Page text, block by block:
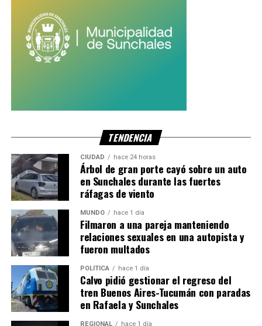
También hay tres obras sociales en
proceso de baja
procedimiento de baja de tres agentes del seguro de
Obra Social del Personal de la Industria
Botonera.
Obra Social del Personal de la Industria del
Fósforo, Encendido y Afines (OSPIF).
Obra Social de la Federación de Cámaras y
Centros Zonales de la República Argentina
(Fedecámaras).
En el caso de las dos primeras, sus afiliados ya fueron
reasignados mediante sorteo a otras entidades.
El proceso de reorganización del sistema continúa con
TENDENCIA
CIUDAD hace 24 horas
Árbol de gran porte cayó sobre un auto
en Sunchales durante las fuertes
ráfagas de viento
MUNDO hace 1 día
Filmaron a una pareja manteniendo
relaciones sexuales en una autopista y
fueron multados
POLITICA hace 1 día
Calvo pidió gestionar el regreso del
tren Buenos Aires-Tucumán con paradas
en Rafaela y Sunchales
REGIONAL hace 1 día